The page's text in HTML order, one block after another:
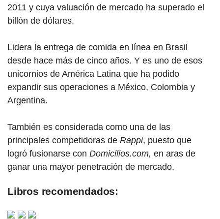
2011 y cuya valuación de mercado ha superado el
billón de dólares.
Lidera la entrega de comida en línea en Brasil
desde hace más de cinco años. Y es uno de esos
unicornios de América Latina que ha podido
expandir sus operaciones a México, Colombia y
Argentina.
También es considerada como una de las
principales competidoras de Rappi, puesto que
logró fusionarse con Domicilios.com, en aras de
ganar una mayor penetración de mercado.
Libros recomendados: